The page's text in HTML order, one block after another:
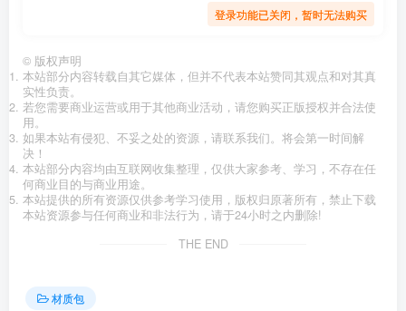
登录功能已关闭，暂时无法购买
© 版权声明
本站部分内容转载自其它媒体，但并不代表本站赞同其观点和对其真
实性负责。
若您需要商业运营或用于其他商业活动，请您购买正版授权并合法使
用。
如果本站有侵犯、不妥之处的资源，请联系我们。将会第一时间解
决！
本站部分内容均由互联网收集整理，仅供大家参考、学习，不存在任
何商业目的与商业用途。
本站提供的所有资源仅供参考学习使用，版权归原著所有，禁止下载
本站资源参与任何商业和非法行为，请于24小时之内删除!
THE END
材质包